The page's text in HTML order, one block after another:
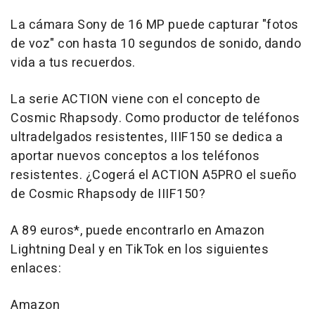
La cámara Sony de 16 MP puede capturar "fotos
de voz" con hasta 10 segundos de sonido, dando
vida a tus recuerdos.
La serie ACTION viene con el concepto de
Cosmic Rhapsody. Como productor de teléfonos
ultradelgados resistentes, IIIF150 se dedica a
aportar nuevos conceptos a los teléfonos
resistentes. ¿Cogerá el ACTION A5PRO el sueño
de Cosmic Rhapsody de IIIF150?
A 89 euros*, puede encontrarlo en Amazon
Lightning Deal y en TikTok en los siguientes
enlaces:
Amazon